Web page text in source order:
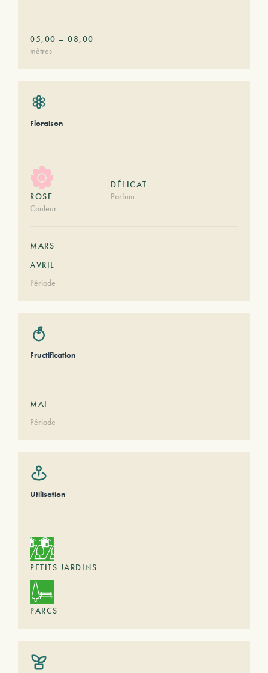
05,00 – 08,00
mètres
Floraison
ROSE
Couleur
DÉLICAT
Parfum
MARS
AVRIL
Période
Fructification
MAI
Période
Utilisation
PETITS JARDINS
PARCS